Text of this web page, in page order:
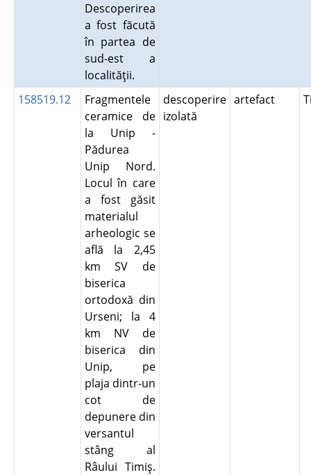
Descoperirea
a fost făcută
în partea de
sud-est a
localităţii.
158519.12
Fragmentele
ceramice de
la Unip -
Pădurea
Unip Nord.
Locul în care
a fost găsit
materialul
arheologic se
află la 2,45
km SV de
biserica
ortodoxă din
Urseni; la 4
km NV de
biserica din
Unip, pe
plaja dintr-un
cot de
depunere din
versantul
stâng al
Râului Timiş.
descoperire
izolată
artefact